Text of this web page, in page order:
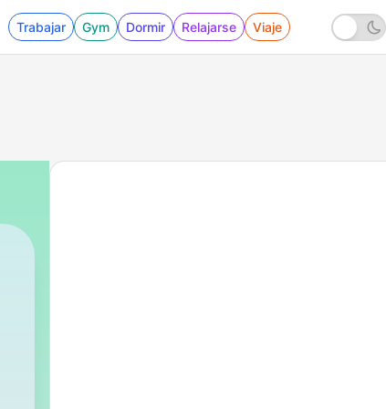
Trabajar Gym Dormir Relajarse Viaje